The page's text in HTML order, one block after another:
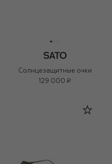
Солнцезащитные очки
129 000 ₽